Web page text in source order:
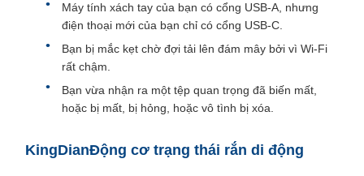
Máy tính xách tay của bạn có cổng USB-A, nhưng
điện thoại mới của bạn chỉ có cổng USB-C.
Bạn bị mắc kẹt chờ đợi tải lên đám mây bởi vì Wi-Fi
rất chậm.
Bạn vừa nhận ra một tệp quan trọng đã biến mất,
hoặc bị mất, bị hỏng, hoặc vô tình bị xóa.
KingDianĐộng cơ trạng thái rắn di động